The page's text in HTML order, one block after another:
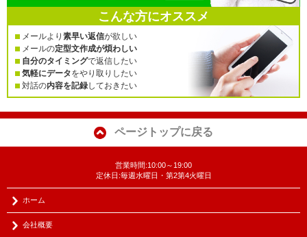
こんな方にオススメ
メールより 素早い返信が欲しい
メールの定型文作成が煩わしい
自分のタイミングで返信したい
気軽にデータをやり取りしたい
対話の内容を記録しておきたい
ページトップに戻る
営業時間:10:00～19:00
定休日:毎週水曜日・第2第4火曜日
ホーム
会社概要